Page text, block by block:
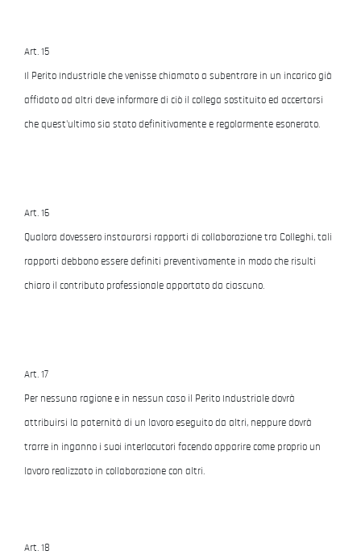
Art. 15
Il Perito Industriale che venisse chiamato a subentrare in un incarico già
affidato ad altri deve informare di ciò il collega sostituito ed accertarsi
che quest'ultimo sia stato definitivamente e regolarmente esonerato.
Art. 16
Qualora dovessero instaurarsi rapporti di collaborazione tra Colleghi, tali
rapporti debbono essere definiti preventivamente in modo che risulti
chiaro il contributo professionale apportato da ciascuno.
Art. 17
Per nessuna ragione e in nessun caso il Perito Industriale dovrà
attribuirsi la paternità di un lavoro eseguito da altri, neppure dovrà
trarre in inganno i suoi interlocutori facendo apparire come proprio un
lavoro realizzato in collaborazione con altri.
Art. 18